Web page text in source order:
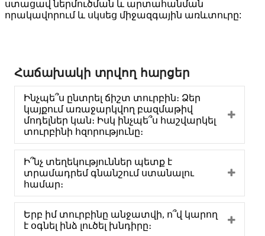
ստացավ ներմուծման և արտահանման
որակավորում և սկսեց միջազգային առևտուրը:
Հաճախակի տրվող հարցեր
Ինչպե՞ս ընտրել ճիշտ տուրբին։ Ձեր
կայքում առաջարկվող բազմաթիվ
մոդելներ կան։ Իսկ ինչպե՞ս հաշվարկել
տուրբինի հզորությունը։
Ի՞նչ տեղեկություններ պետք է
տրամադրեմ գնանշում ստանալու
համար։
Երբ իմ տուրբինը անջատվի, ո՞վ կարող
է օգնել ինձ լուծել խնդիրը։